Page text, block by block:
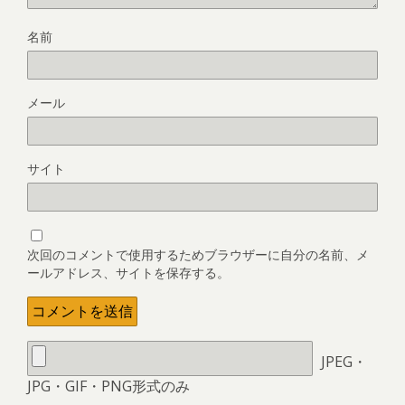
名前
メール
サイト
次回のコメントで使用するためブラウザーに自分の名前、メ
ールアドレス、サイトを保存する。
JPEG・
JPG・GIF・PNG形式のみ